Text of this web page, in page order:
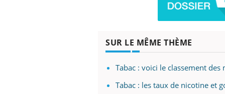
SUR LE MÊME THÈME
Tabac : voici le classement
Tabac : les taux de nicotine et